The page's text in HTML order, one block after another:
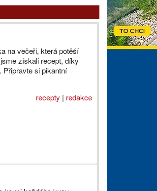
na večeři, která potěší
získali recept, díky
Připravte si pikantní
recepty | redakce